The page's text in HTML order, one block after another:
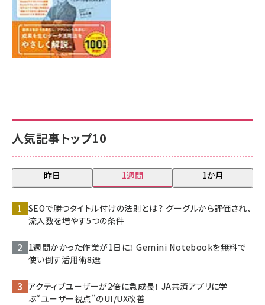
人気記事トップ10
昨日 1週間 1か月
SEOで勝つタイトル付けの法則とは？ グーグルから評価され、
流入数を増やす5つの条件
1週間かかった作業が1日に！ Gemini Notebookを無料で
使い倒す活用術8選
アクティブユーザーが2倍に急成長！ JA共済アプリに学
ぶ“ユーザー視点”のUI/UX改善